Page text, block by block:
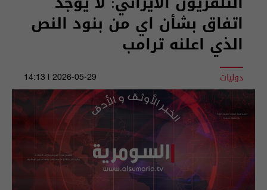
اتفاق بشأن اي من بنود النص
الذي اعلنه ترامب
دوليات 2026-05-29 | 14:13